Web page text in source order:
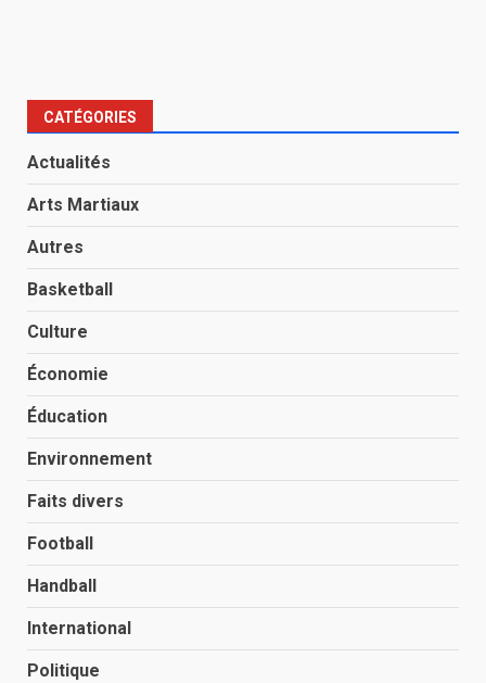
CATÉGORIES
Actualités
Arts Martiaux
Autres
Basketball
Culture
Économie
Éducation
Environnement
Faits divers
Football
Handball
International
Politique